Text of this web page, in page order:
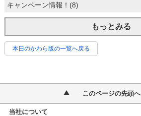
キャンペーン情報！(8)
もっとみる
本日のかわら版の一覧へ戻る
このページの先頭へ
当社について